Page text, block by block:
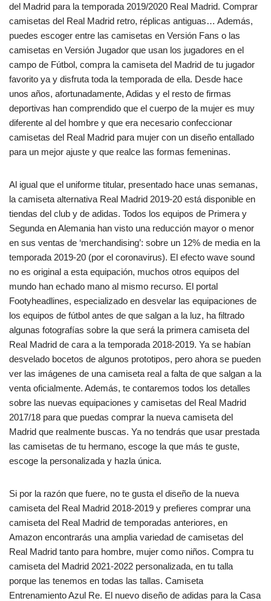
del Madrid para la temporada 2019/2020 Real Madrid. Comprar
camisetas del Real Madrid retro, réplicas antiguas… Además,
puedes escoger entre las camisetas en Versión Fans o las
camisetas en Versión Jugador que usan los jugadores en el
campo de Fútbol, compra la camiseta del Madrid de tu jugador
favorito ya y disfruta toda la temporada de ella. Desde hace
unos años, afortunadamente, Adidas y el resto de firmas
deportivas han comprendido que el cuerpo de la mujer es muy
diferente al del hombre y que era necesario confeccionar
camisetas del Real Madrid para mujer con un diseño entallado
para un mejor ajuste y que realce las formas femeninas.
Al igual que el uniforme titular, presentado hace unas semanas,
la camiseta alternativa Real Madrid 2019-20 está disponible en
tiendas del club y de adidas. Todos los equipos de Primera y
Segunda en Alemania han visto una reducción mayor o menor
en sus ventas de ‘merchandising’: sobre un 12% de media en la
temporada 2019-20 (por el coronavirus). El efecto wave sound
no es original a esta equipación, muchos otros equipos del
mundo han echado mano al mismo recurso. El portal
Footyheadlines, especializado en desvelar las equipaciones de
los equipos de fútbol antes de que salgan a la luz, ha filtrado
algunas fotografías sobre la que será la primera camiseta del
Real Madrid de cara a la temporada 2018-2019. Ya se habían
desvelado bocetos de algunos prototipos, pero ahora se pueden
ver las imágenes de una camiseta real a falta de que salgan a la
venta oficialmente. Además, te contaremos todos los detalles
sobre las nuevas equipaciones y camisetas del Real Madrid
2017/18 para que puedas comprar la nueva camiseta del
Madrid que realmente buscas. Ya no tendrás que usar prestada
las camisetas de tu hermano, escoge la que más te guste,
escoge la personalizada y hazla única.
Si por la razón que fuere, no te gusta el diseño de la nueva
camiseta del Real Madrid 2018-2019 y prefieres comprar una
camiseta del Real Madrid de temporadas anteriores, en
Amazon encontrarás una amplia variedad de camisetas del
Real Madrid tanto para hombre, mujer como niños. Compra tu
camiseta del Madrid 2021-2022 personalizada, en tu talla
porque las tenemos en todas las tallas. Camiseta
Entrenamiento Azul Re. El nuevo diseño de adidas para la Casa